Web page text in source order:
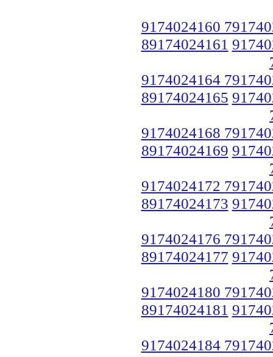
9174024160
89174024161
9174024164
89174024165
9174024168
89174024169
9174024172
89174024173
9174024176
89174024177
9174024180
89174024181
9174024184